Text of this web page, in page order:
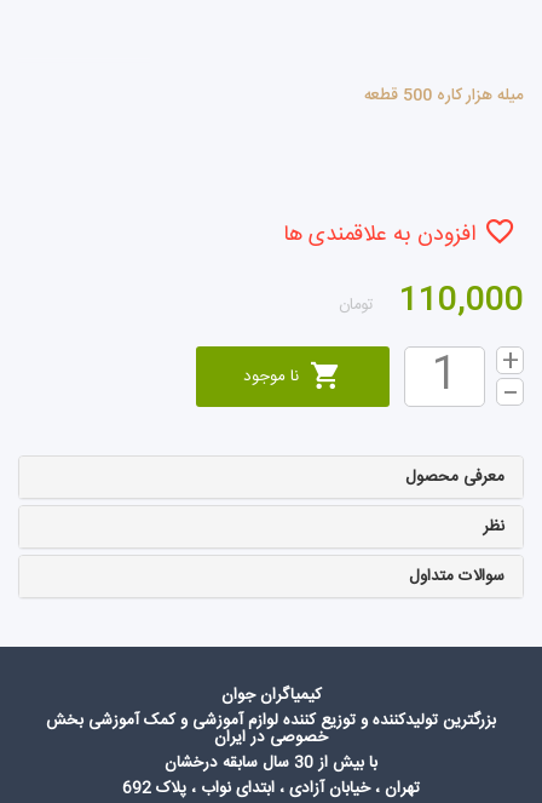
میله هزار کاره 500 قطعه
افزودن به علاقمندی ها
110,000 تومان
نا موجود
معرفی محصول
نظر
سوالات متداول
کیمیاگران جوان
بزرگترین تولیدکننده و توزیع کننده لوازم آموزشی و کمک آموزشی بخش
خصوصی در ایران
با بیش از 30 سال سابقه درخشان
تهران ، خیابان آزادی ، ابتدای نواب ، پلاک 692